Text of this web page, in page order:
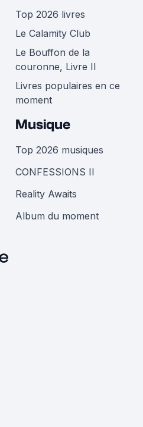
Top 2026 livres
Le Calamity Club
Le Bouffon de la
couronne, Livre II
Livres populaires en ce
moment
Musique
Top 2026 musiques
CONFESSIONS II
Reality Awaits
Album du moment